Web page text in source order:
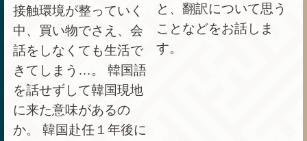
接触環境が整っていく
中、買い物でさえ、会
話をしなくても生活で
きてしまう…。 韓国語
を話せずして韓国現地
に来た意味があるの
か。 韓国赴任１年後に
と、翻訳について思う
ことなどをお話しま
す。